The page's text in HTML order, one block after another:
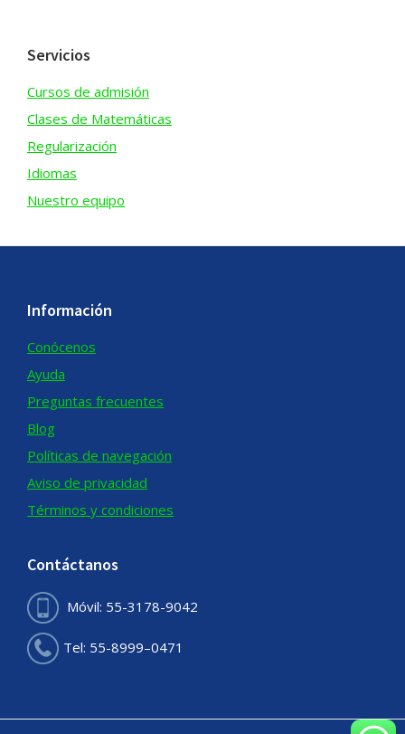
Servicios
Cursos de admisión
Clases de Matemáticas
Regularización
Idiomas
Nuestro equipo
Footer
Información
Conócenos
Ayuda
Preguntas frecuentes
Blog
Políticas de navegación
Aviso de privacidad
Términos y condiciones
Contáctanos
Móvil: 55-3178-9042
Tel: 55-8999–0471